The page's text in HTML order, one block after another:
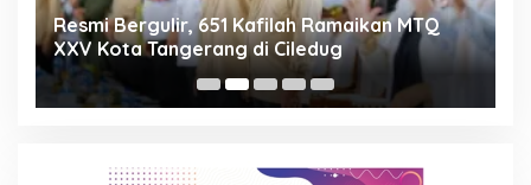
Resmi Bergulir, 651 Kafilah Ramaikan MTQ
XXV Kota Tangerang di Ciledug